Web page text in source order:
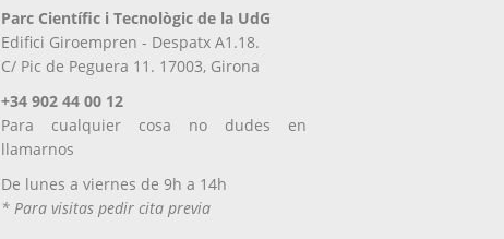
Parc Científic i Tecnològic de la UdG
Edifici Giroempren - Despatx A1.18.
C/ Pic de Peguera 11. 17003, Girona
+34 902 44 00 12
Para cualquier cosa no dudes en
llamarnos
De lunes a viernes de 9h a 14h
* Para visitas pedir cita previa